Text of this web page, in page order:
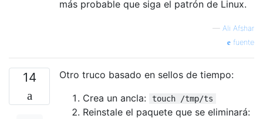
más probable que siga el patrón de Linux.
— Ali Afshar
fuente
14
Otro truco basado en sellos de tiempo:
Crea un ancla:
touch /tmp/ts
Reinstale el paquete que se eliminará: